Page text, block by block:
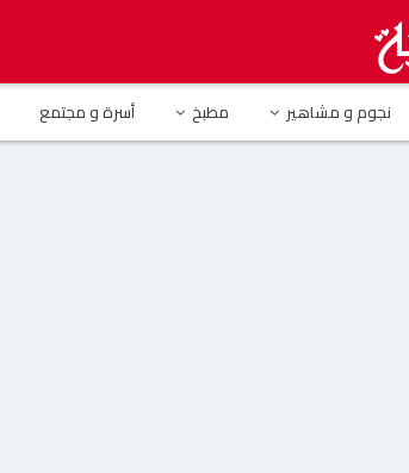
نجوم و مشاهير مطبخ أسرة و مجتمع